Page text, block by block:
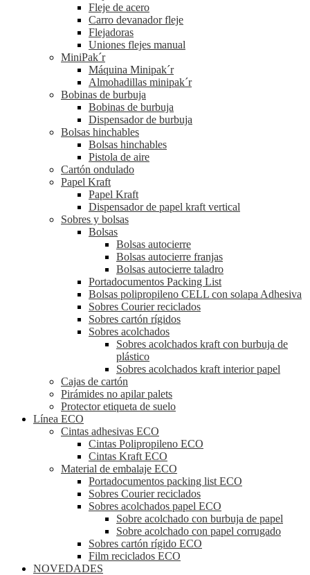
Fleje de acero
Carro devanador fleje
Flejadoras
Uniones flejes manual
MiniPak´r
Máquina Minipak´r
Almohadillas minipak´r
Bobinas de burbuja
Bobinas de burbuja
Dispensador de burbuja
Bolsas hinchables
Bolsas hinchables
Pistola de aire
Cartón ondulado
Papel Kraft
Papel Kraft
Dispensador de papel kraft vertical
Sobres y bolsas
Bolsas
Bolsas autocierre
Bolsas autocierre franjas
Bolsas autocierre taladro
Portadocumentos Packing List
Bolsas polipropileno CELL con solapa Adhesiva
Sobres Courier reciclados
Sobres cartón rígidos
Sobres acolchados
Sobres acolchados kraft con burbuja de
plástico
Sobres acolchados kraft interior papel
Cajas de cartón
Pirámides no apilar palets
Protector etiqueta de suelo
Línea ECO
Cintas adhesivas ECO
Cintas Polipropileno ECO
Cintas Kraft ECO
Material de embalaje ECO
Portadocumentos packing list ECO
Sobres Courier reciclados
Sobres acolchados papel ECO
Sobre acolchado con burbuja de papel
Sobre acolchado con papel corrugado
Sobres cartón rígido ECO
Film reciclados ECO
NOVEDADES